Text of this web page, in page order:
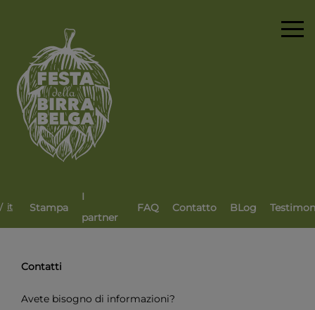
/ it Stampa
I
partner
FAQ Contatto BLog
Contatti
Avete bisogno di informazioni?